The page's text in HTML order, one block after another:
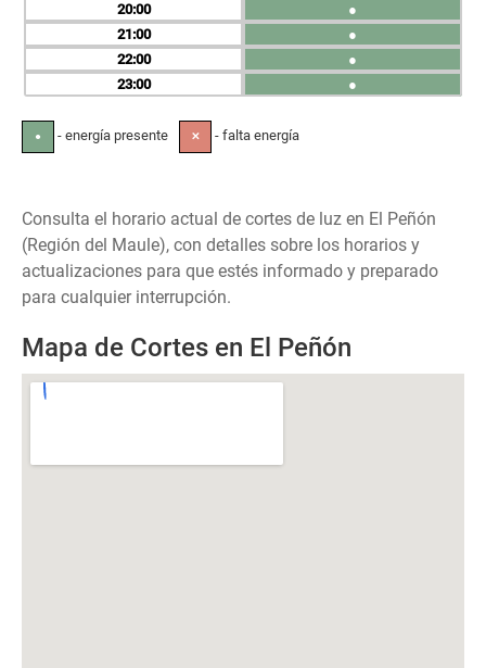
20
21
22
23
●
●
●
●
● - energía presente ✕ - falta energía
Consulta el horario actual de cortes de luz en El Peñón
(Región del Maule), con detalles sobre los horarios y
actualizaciones para que estés informado y preparado
para cualquier interrupción.
Mapa de Cortes en El Peñón